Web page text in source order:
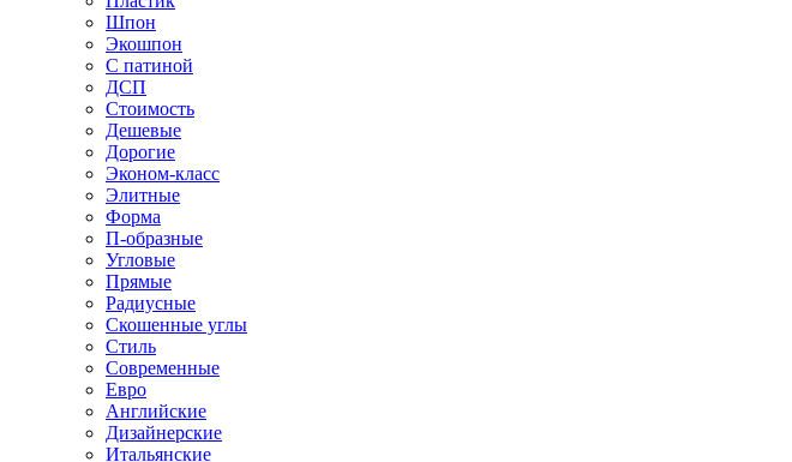
Шпон
Экошпон
С патиной
ДСП
Стоимость
Дешевые
Дорогие
Эконом-класс
Элитные
Форма
П-образные
Угловые
Прямые
Радиусные
Скошенные углы
Стиль
Современные
Евро
Английские
Дизайнерские
Итальянские